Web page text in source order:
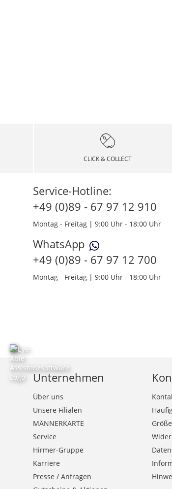
CLICK & COLLECT
Service-Hotline:
+49 (0)89 - 67 97 12 910
Montag - Freitag | 9:00 Uhr - 18:00 Uhr
WhatsApp
+49 (0)89 - 67 97 12 700
Montag - Freitag | 9:00 Uhr - 18:00 Uhr
Unternehmen
Über uns
Unsere Filialen
MÄNNERKARTE
Service
Hirmer-Gruppe
Karriere
Presse / Anfragen